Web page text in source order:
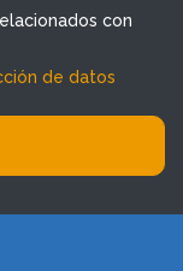
con
de datos